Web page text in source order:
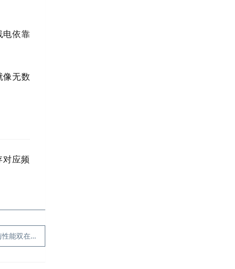
电依靠
像无数
应频
双在线！